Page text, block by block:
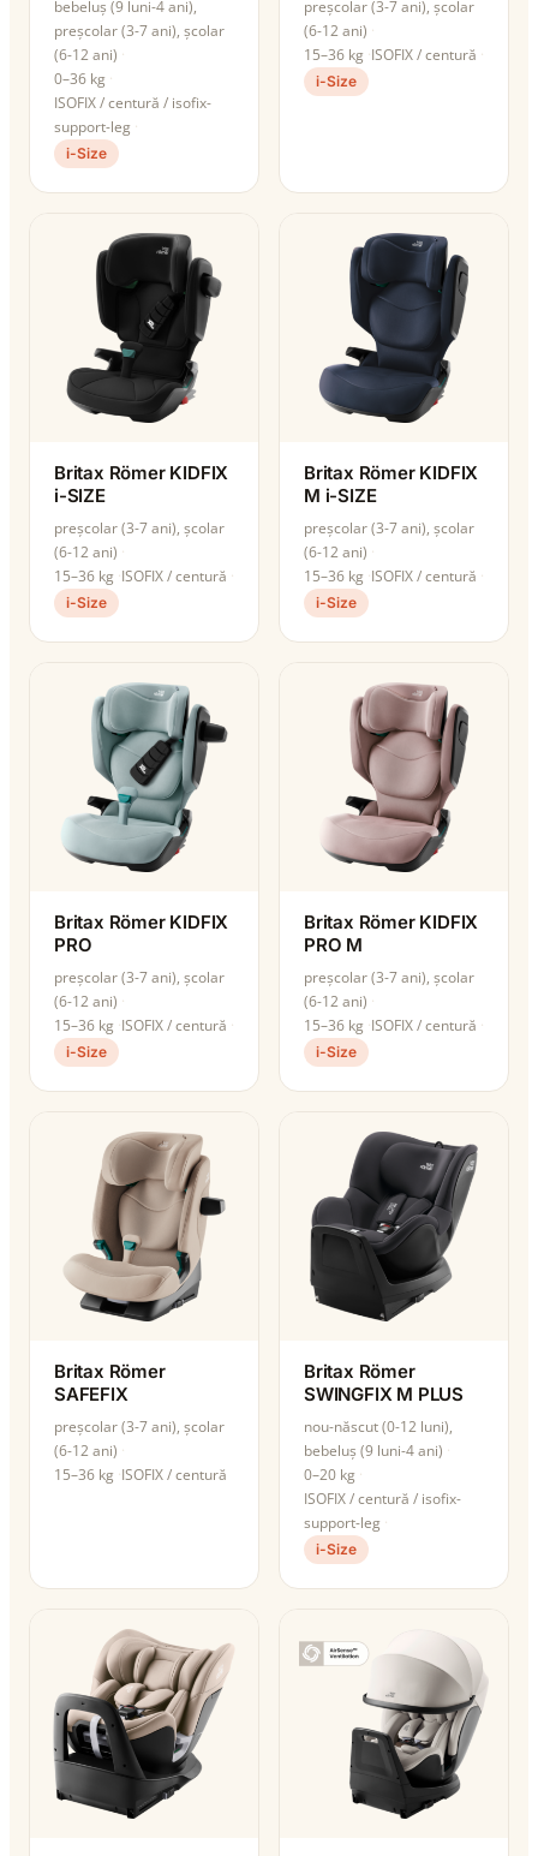
bebeluș (9 luni-4 ani),
preșcolar (3-7 ani), școlar
(6-12 ani)
0–36 kg
ISOFIX / centură / isofix-
support-leg
i-Size
preșcolar (3-7 ani), școlar
(6-12 ani)
15–36 kg ISOFIX / centură
i-Size
Britax Römer KIDFIX
i-SIZE
preșcolar (3-7 ani), școlar
(6-12 ani)
15–36 kg ISOFIX / centură
i-Size
Britax Römer KIDFIX
M i-SIZE
preșcolar (3-7 ani), școlar
(6-12 ani)
15–36 kg ISOFIX / centură
i-Size
Britax Römer KIDFIX
PRO
preșcolar (3-7 ani), școlar
(6-12 ani)
15–36 kg ISOFIX / centură
i-Size
Britax Römer KIDFIX
PRO M
preșcolar (3-7 ani), școlar
(6-12 ani)
15–36 kg ISOFIX / centură
i-Size
Britax Römer
SAFEFIX
preșcolar (3-7 ani), școlar
(6-12 ani)
15–36 kg ISOFIX / centură
Britax Römer
SWINGFIX M PLUS
nou-născut (0-12 luni),
bebeluș (9 luni-4 ani)
0–20 kg
ISOFIX / centură / isofix-
support-leg
i-Size